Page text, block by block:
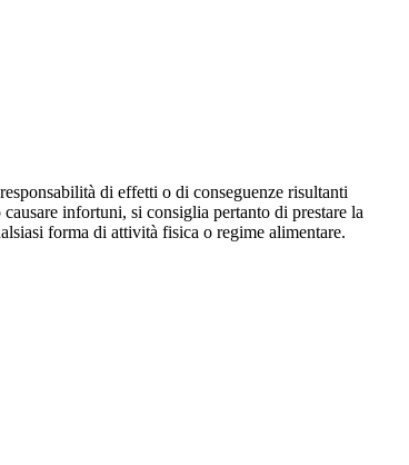
di effetti o di conseguenze risultanti
infortuni, si consiglia pertanto di prestare la
forma di attività fisica o regime alimentare.